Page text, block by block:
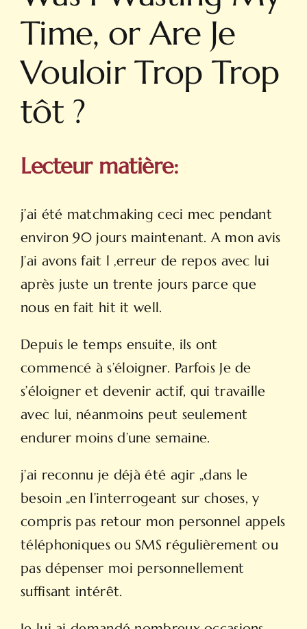
Time, or Are Je
Vouloir Trop Trop
tôt ?
Lecteur matière:
j’ai été matchmaking ceci mec pendant
environ 90 jours maintenant. A mon avis
J’ai avons fait l ‚erreur de repos avec lui
après juste un trente jours parce que
nous en fait hit it well.
Depuis le temps ensuite, ils ont
commencé à s’éloigner. Parfois Je de
s’éloigner et devenir actif, qui travaille
avec lui, néanmoins peut seulement
endurer moins d’une semaine.
j’ai reconnu je déjà été agir „dans le
besoin „en l’interrogeant sur choses, y
compris pas retour mon personnel appels
téléphoniques ou SMS régulièrement ou
pas dépenser moi personnellement
suffisant intérêt.